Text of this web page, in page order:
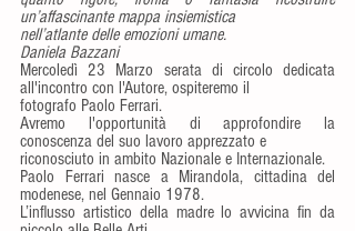
un’affascinante mappa insiemistica
nell’atlante delle emozioni umane.
Daniela Bazzani
Mercoledì 23 Marzo serata di circolo dedicata
all'incontro con l'Autore, ospiteremo il
fotografo Paolo Ferrari.
Avremo l'opportunità di approfondire la
conoscenza del suo lavoro apprezzato e
riconosciuto in ambito Nazionale e Internazionale.
Paolo Ferrari nasce a Mirandola, cittadina del
modenese, nel Gennaio 1978.
L’influsso artistico della madre lo avvicina fin da